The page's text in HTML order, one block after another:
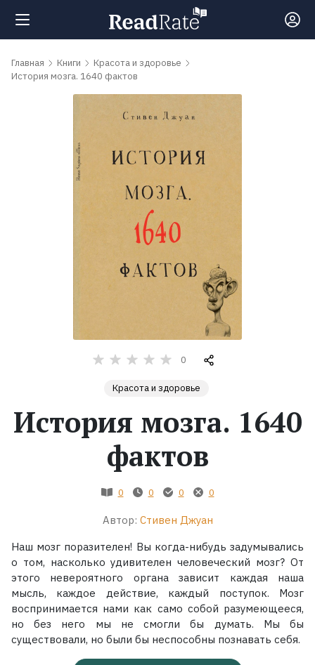
Поиск
Экранизации
Главная Книги
Красота и здоровье
История мозга. 1640 фактов
0
Красота и здоровье
История мозга. 1640
фактов
0 0 0 0
Автор: Стивен Джуан
Наш мозг поразителен! Вы когда-нибудь задумывались
о том, насколько удивителен человеческий мозг? От
этого невероятного органа зависит каждая наша
мысль, каждое действие, каждый поступок. Мозг
воспринимается нами как само собой разумеющееся,
но без него мы не смогли бы думать. Мы бы
существовали, но были бы неспособны познавать себя.